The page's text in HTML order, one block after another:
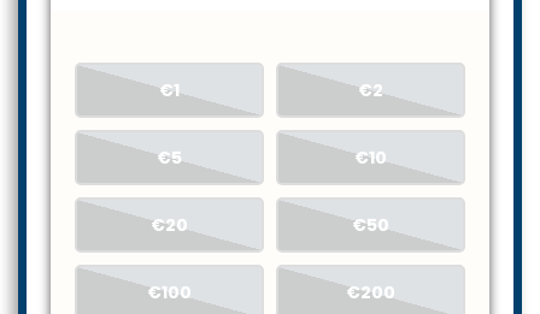
€1 €2
€5 €10
€20 €50
€100 €200